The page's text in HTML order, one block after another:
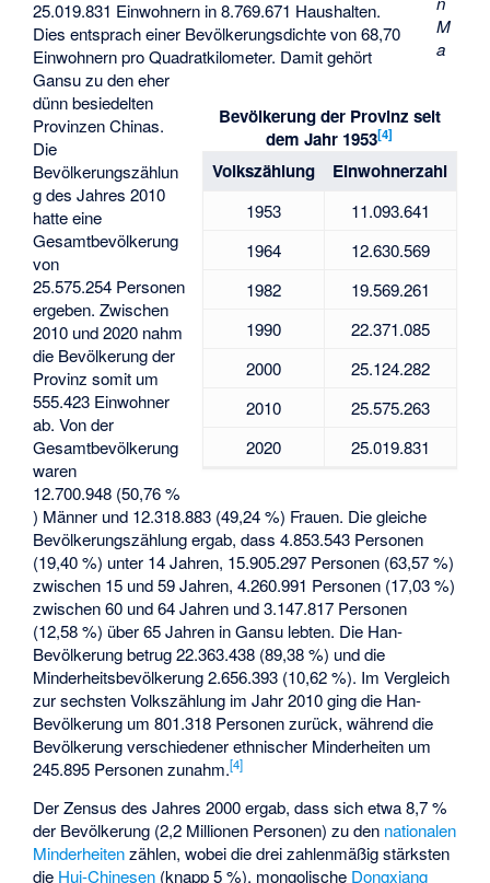
M
a
Bevölkerung der Provinz seit
dem Jahr 1953[4]
Volkszählung Einwohnerzahl
1953
11.093.641
1964
12.630.569
1982
19.569.261
1990
22.371.085
2000
25.124.282
2010
25.575.263
2020
25.019.831
25.019.831 Einwohnern in 8.769.671 Haushalten.
Dies entsprach einer Bevölkerungsdichte von 68,70
Einwohnern pro Quadratkilometer. Damit gehört
Gansu zu den eher
dünn besiedelten
Provinzen Chinas.
Die
Bevölkerungszählun
g des Jahres 2010
hatte eine
Gesamtbevölkerung
von
25.575.254 Personen
ergeben. Zwischen
2010 und 2020 nahm
die Bevölkerung der
Provinz somit um
555.423 Einwohner
ab. Von der
Gesamtbevölkerung
waren
12.700.948 (50,76 %
) Männer und 12.318.883 (49,24 %) Frauen. Die gleiche
Bevölkerungszählung ergab, dass 4.853.543 Personen
(19,40 %) unter 14 Jahren, 15.905.297 Personen (63,57 %)
zwischen 15 und 59 Jahren, 4.260.991 Personen (17,03 %)
zwischen 60 und 64 Jahren und 3.147.817 Personen
(12,58 %) über 65 Jahren in Gansu lebten. Die Han-
Bevölkerung betrug 22.363.438 (89,38 %) und die
Minderheitsbevölkerung 2.656.393 (10,62 %). Im Vergleich
zur sechsten Volkszählung im Jahr 2010 ging die Han-
Bevölkerung um 801.318 Personen zurück, während die
Bevölkerung verschiedener ethnischer Minderheiten um
245.895 Personen zunahm.[4]
Der Zensus des Jahres 2000 ergab, dass sich etwa 8,7 %
der Bevölkerung (2,2 Millionen Personen) zu den nationalen
Minderheitenzählen, wobei die drei zahlenmäßig stärksten
die Hui-Chinesen (knapp 5 %), mongolische Dongxiang